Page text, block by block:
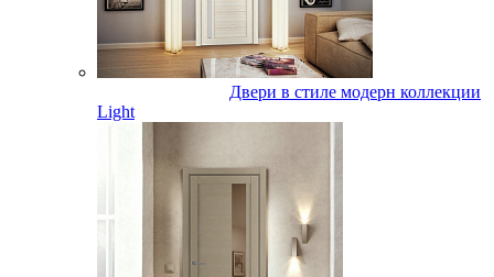
Двери в стиле модерн коллекции
Light